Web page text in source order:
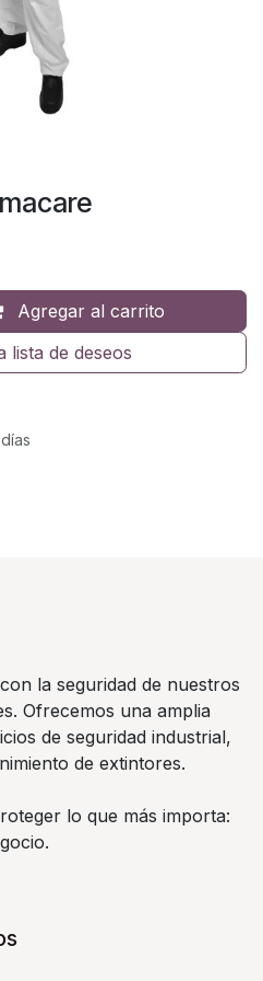
Agregar al carrito
lista de deseos
la seguridad de nuestros
Ofrecemos una amplia
de seguridad industrial,
de extintores.
lo que más importa: